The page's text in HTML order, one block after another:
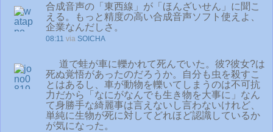
合成音声の「東西線」が「ほんざいせん」に聞こ
える。もっと精度の高い合成音声ソフト使えよ、
企業なんだしさ。
08:11 via SOICHA
道で蛙が車に轢かれて死んでいた。彼?彼女?は
死ぬ覚悟があったのだろうか。自分も虫を殺すこ
とはあるし、車が動物を轢いてしまうのは不可抗
力だから「なにがなんでも生き物を大事に」なん
て身勝手な綺麗事は言えないし言わないけれど、
単純に生物が死に対してどれほど認識しているか
が気になった。